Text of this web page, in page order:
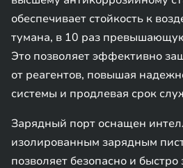
обеспечивает стойкость к
тумана, в 10 раз
Это позволяет эффективно
от реагентов, повышая
системы и продлевая срок
Зарядный порт оснащен
изолированным зарядным
позволяет безопасно и